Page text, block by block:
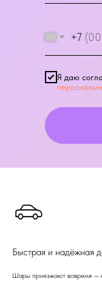
+7
Я даю
Быстрая и надёжная
Шары приезжают вовремя —